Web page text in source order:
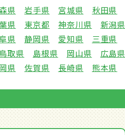
県 岩手県 宮城県 秋田県
県 東京都 神奈川県 新潟県
県 静岡県 愛知県 三重県
鳥取県 島根県 岡山県 広島県
県 佐賀県 長崎県 熊本県